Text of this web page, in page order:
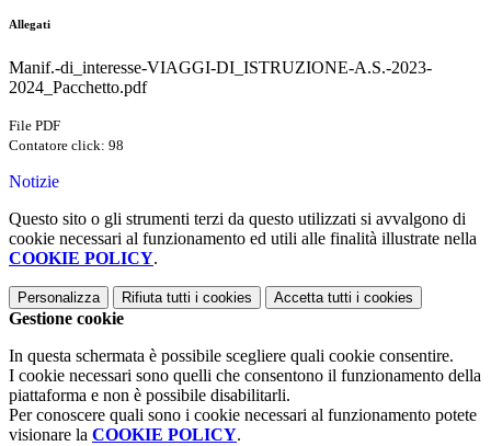
Allegati
Manif.-di_interesse-VIAGGI-DI_ISTRUZIONE-A.S.-2023-
2024_Pacchetto.pdf
File PDF
Contatore click: 98
Notizie
Questo sito o gli strumenti terzi da questo utilizzati si avvalgono di
cookie necessari al funzionamento ed utili alle finalità illustrate nella
COOKIE POLICY.
Personalizza Rifiuta tutti i cookies Accetta tutti i cookies
Gestione cookie
In questa schermata è possibile scegliere quali cookie consentire.
I cookie necessari sono quelli che consentono il funzionamento della
piattaforma e non è possibile disabilitarli.
Per conoscere quali sono i cookie necessari al funzionamento potete
visionare la COOKIE POLICY.